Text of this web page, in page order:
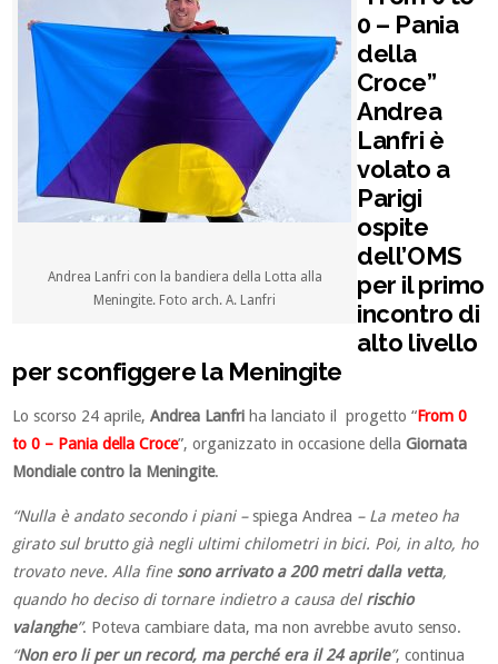
Andrea Lanfri con la bandiera della Lotta alla
Meningite. Foto arch. A. Lanfri
0 – Pania
della
Croce”
Andrea
Lanfri è
volato a
Parigi
ospite
dell’OMS
per il primo
incontro di
alto livello
per sconfiggere la Meningite
Lo scorso 24 aprile,Andrea Lanfri ha lanciato il progetto “From 0
to 0 – Pania della Croce”, organizzato in occasione dellaGiornata
Mondiale contro la Meningite.
“Nulla è andato secondo i piani –spiega Andrea – La meteo ha
girato sul brutto già negli ultimi chilometri in bici. Poi, in alto, ho
trovato neve. Alla fine sono arrivato a 200 metri dalla vetta,
quando ho deciso di tornare indietro a causa del rischio
valanghe”. Poteva cambiare data, ma non avrebbe avuto senso.
“Non ero li per un record, ma perché era il 24 aprile”, continua